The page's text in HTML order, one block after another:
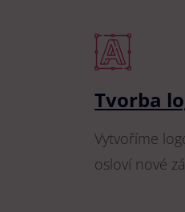
Tvorba
Vytvoříme
osloví nové